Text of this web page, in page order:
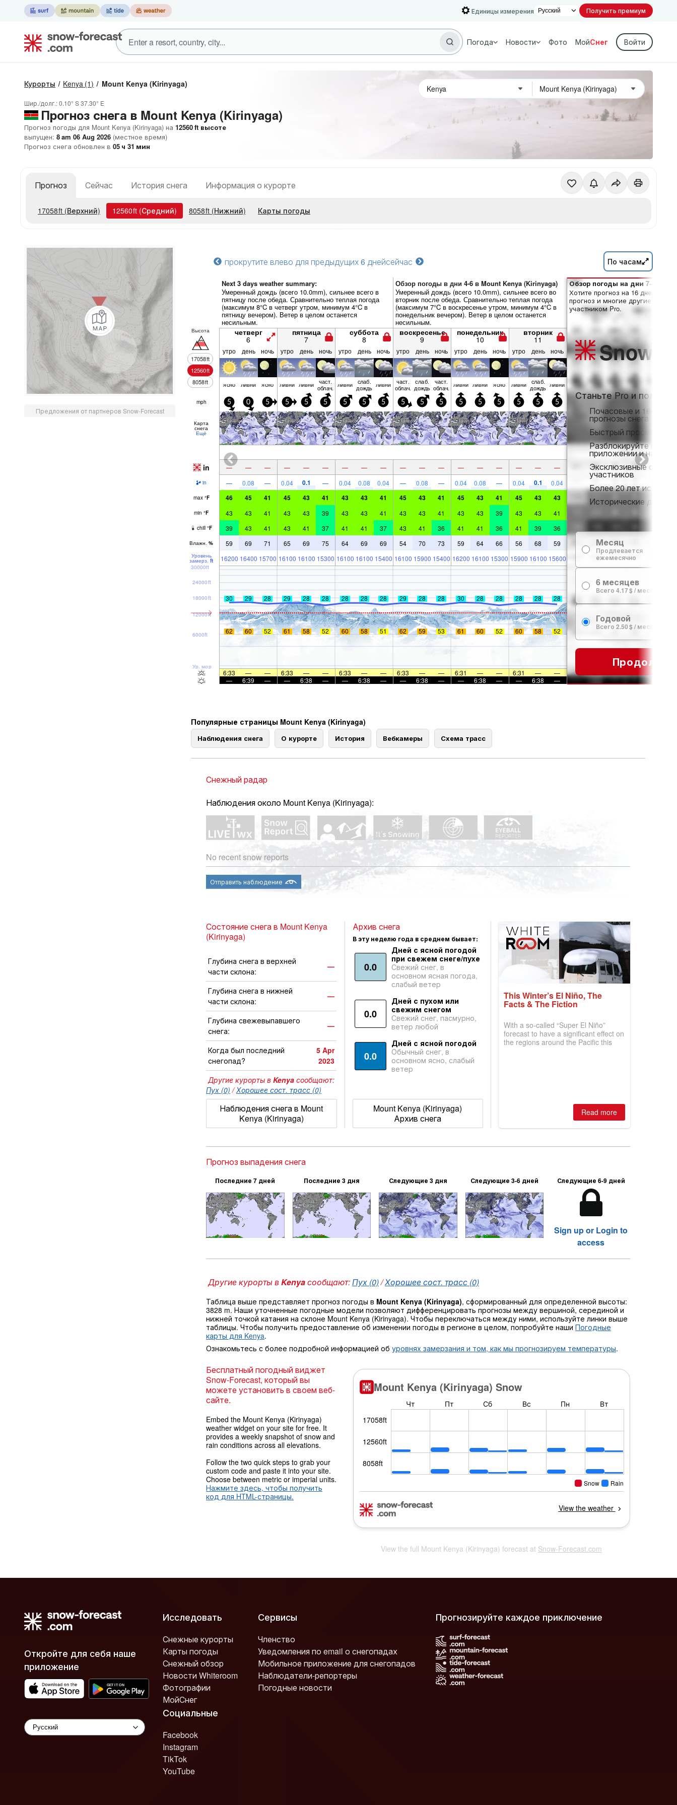
Единицы измерения Получить премиум
Погода Новости Фото МойСнег Войти
Курорты Kenya (1) Mount Kenya (Kirinyaga)
Шир./долг.:0.10° S37.30° E
Прогноз снега в Mount Kenya (Kirinyaga)
Прогноз погоды для Mount Kenya (Kirinyaga) на 12560ft высоте
выпущен: 8 am 06 Aug 2026 (местное время)
Прогноз снега обновлен в 05 ч 31 мин
Прогноз Сейчас История снега Информация о курорте
17058ft (Верхний) 12560ft (Средний) 8058ft (Нижний) Карты погоды
Предложения от партнеров Snow-Forecast
прокрутите влево для предыдущих 6 днейсейчас По часам
Next 3 days weather summary:
Умеренный дождь (всего 10.0mm), сильнее всего в
пятницу после обеда. Сравнительно теплая погода
(максимум 8°C в четверг утром, минимум 4°C в
пятницу вечером). Ветер в целом останется
несильным.
Обзор погоды в дни 4-6 в Mount Kenya (Kirinyaga)
Умеренный дождь (всего 10.0mm), сильнее всего во
вторник после обеда. Сравнительно теплая погода
(максимум 7°C в воскресенье утром, минимум 4°C в
понедельник вечером). Ветер в целом останется
несильным.
Высота
17058ft
12560ft
8058ft
четверг
6
пятница
7
суббота
8
воскресенье
9
понедельник
10
вторник
11
утро день ночь утро день ночь утро день ночь утро день ночь утро день ночь утро день ночь
ясно ливни ясно ливни ливни част.
облач. ливни слаб.
дождь ливни част.
облач.
слаб.
дождь
част.
облач. ливни ливни ясно ливни слаб.
дождь ливни
mph 5 0 5 5 5 5 5 5 5 5 5 5 5 5 5 5 5 5
Карта
снега
Ещё
in — — — — — — — — — — — — — — — — — —
in — 0.08 — 0.04 0.1 — 0.04 0.08 0.04 — 0.08 — 0.04 0.08 — 0.04 0.1 0.04
max °F 46 45 41 45 43 41 43 43 41 45 43 41 45 43 41 45 43 43
min °F 43 43 41 43 43 39 43 43 41 43 43 41 43 43 39 43 43 41
chill °F 39 43 41 43 41 37 41 41 37 43 41 36 41 41 36 41 39 36
Влажн. % 59 69 71 65 69 75 64 69 69 54 70 73 59 64 66 56 68 59
Уровень
замерз. ft 16200 16400 15700 16100 16100 15300 16100 16100 15400 16100 15900 15400 16200 16100 15300 15900 16100 15600
Ур. моря
6000ft
12000ft
18000ft
24000ft
30000ft
30 29 28 29 28 28 28 28 28 29 28 28 30 28 28 28 28 28
62 60 52 61 58 52 60 58 51 62 59 53 61 60 52 60 58 52
6:33 — — 6:33 — — 6:33 — — 6:33 — — 6:31 — — 6:31 —
—
—
6:39 — — 6:38 — — 6:38 — — 6:38 — — 6:38 — — 6:38 —
Обзор погоды на дни 7–16:
Хотите прогноз на 16 дней?
прогноз и многие другие
участником Pro.
Snow
Станьте Pro и
Почасовые и 16-
прогнозы снега
Быстрый просмотр
Разблокируйте
приложении и на веб-
Эксклюзивные
участников
Более 20 лет истории
Исторические данные
Месяц
Продлевается
ежемесячно
6 месяцев
Всего 4.17 $ / месяц
Годовой
Всего 2.50 $ / месяц
Популярные страницы Mount Kenya (Kirinyaga)
Наблюдения снега О курорте История Вебкамеры Схема трасс
Снежный радар
Наблюдения около Mount Kenya (Kirinyaga):
No recent snow reports
Отправить наблюдение
Состояние снега в Mount Kenya
(Kirinyaga)
Глубина снега в верхней
части склона:
—
Глубина снега в нижней
части склона:
—
Глубина свежевыпавшего
снега:
—
Когда был последний
снегопад?
5 Apr
2023
Другие курорты в Kenya сообщают:
Пух (0) /Хорошее сост. трасс (0)
Наблюдения снега в Mount
Kenya (Kirinyaga)
Архив снега
В эту неделю года в среднем бывает:
0.0
Дней с ясной погодой
при свежем снеге/пухе
Свежий снег, в
основном ясная погода,
слабый ветер
0.0
Дней с пухом или
свежим снегом
Свежий снег, пасмурно,
ветер любой
0.0
Дней с ясной погодой
Обычный снег, в
основном ясно, слабый
ветер
Mount Kenya (Kirinyaga)
Архив снега
This Winter’s El Niño, The
Facts & The Fiction
With a so-called “Super El Niño”
forecast to have a significant effect on
the regions around the Pacific this
Read more
Прогноз выпадения снега
Последние 7 дней Последние 3 дня Следующие 3 дня Следующие 3-6 дней Следующие 6-9 дней
Sign up or Login to
access
Другие курорты вKenyaсообщают:Пух (0)/Хорошее сост. трасс (0)
Таблица выше представляет прогноз погоды в Mount Kenya (Kirinyaga), сформированный для определенной высоты:
3828 m. Наши уточненные погодные модели позволяют дифференцировать прогнозы между вершиной, серединой и
нижней точкой катания на склоне Mount Kenya (Kirinyaga). Чтобы переключаться между ними, используйте линки выше
таблицы. Чтобы получить предоставление об изменении погоды в регионе в целом, попробуйте наши Погодные
карты для Kenya.
Ознакомьтесь с более подробной информацией об уровнях замерзания и том, как мы прогнозируем температуры.
Бесплатный погодный виджет
Snow-Forecast, который вы
можете установить в своем веб-
сайте.
Embed the Mount Kenya (Kirinyaga)
weather widget on your site for free. It
provides a weekly snapshot of snow and
rain conditions across all elevations.
Follow the two quick steps to grab your
custom code and paste it into your site.
Choose between metric or imperial units.
Нажмите здесь, чтобы получить
код для HTML-страницы.
View the full Mount Kenya (Kirinyaga) forecast at Snow-Forecast.com
Откройте для себя наше
приложение
Исследовать
Снежные курорты
Карты погоды
Снежный обзор
Новости Whiteroom
Фотографии
МойСнег
Сервисы
Членство
Уведомления по email о снегопадах
Мобильное приложение для снегопадов
Наблюдатели-репортеры
Погодные новости
Социальные
Facebook
Instagram
TikTok
YouTube
Прогнозируйте каждое приключение